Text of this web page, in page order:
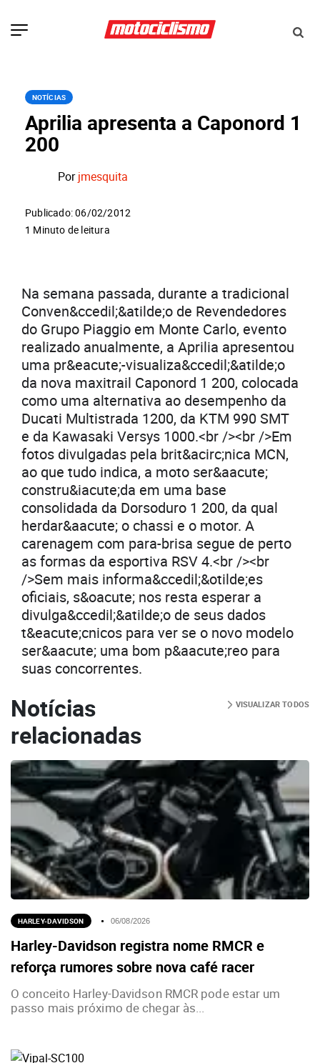
NOTÍCIAS
Aprilia apresenta a Caponord 1
200
Porjmesquita
Publicado: 06/02/2012
1 Minuto de leitura
Na semana passada, durante a tradicional
Conven&ccedil;&atilde;o de Revendedores
do Grupo Piaggio em Monte Carlo, evento
realizado anualmente, a Aprilia apresentou
uma pr&eacute;-visualiza&ccedil;&atilde;o
da nova maxitrail Caponord 1 200, colocada
como uma alternativa ao desempenho da
Ducati Multistrada 1200, da KTM 990 SMT
e da Kawasaki Versys 1000.<br /><br />Em
fotos divulgadas pela brit&acirc;nica MCN,
ao que tudo indica, a moto ser&aacute;
constru&iacute;da em uma base
consolidada da Dorsoduro 1 200, da qual
herdar&aacute; o chassi e o motor. A
carenagem com para-brisa segue de perto
as formas da esportiva RSV 4.<br /><br
/>Sem mais informa&ccedil;&otilde;es
oficiais, s&oacute; nos resta esperar a
divulga&ccedil;&atilde;o de seus dados
t&eacute;cnicos para ver se o novo modelo
ser&aacute; uma bom p&aacute;reo para
suas concorrentes.
Notícias
relacionadas
VISUALIZAR TODOS
HARLEY-DAVIDSON 06/08/2026
Harley-Davidson registra nome RMCR e
reforça rumores sobre nova café racer
O conceito Harley-Davidson RMCR pode estar um
passo mais próximo de chegar às...